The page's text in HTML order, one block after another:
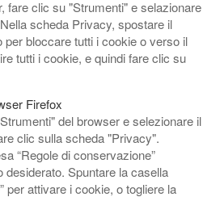
fare clic su "Strumenti" e selazionare
scheda Privacy, spostare il
bloccare tutti i cookie o verso il
tutti i cookie, e quindi fare clic su
Firefox
del browser e selezionare il
clic sulla scheda "Privacy".
“Regole di conservazione”
desiderato. Spuntare la casella
per attivare i cookie, o togliere la